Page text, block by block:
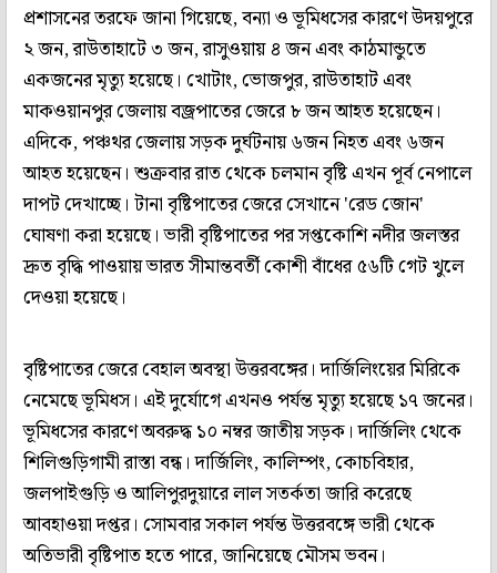
প্রশাসনের তরফে জানা গিয়েছে, বন্যা ও ভূমিধসের কারণে উদয়পুরে
২ জন, রাউতাহাটে ৩ জন, রাসুওয়ায় ৪ জন এবং কাঠমান্ডুতে
একজনের মৃত্যু হয়েছে। খোটাং, ভোজপুর, রাউতাহাট এবং
মাকওয়ানপুর জেলায় বজ্রপাতের জেরে ৮ জন আহত হয়েছেন।
এদিকে, পঞ্চথর জেলায় সড়ক দুর্ঘটনায় ৬জন নিহত এবং ৬জন
আহত হয়েছেন। শুক্রবার রাত থেকে চলমান বৃষ্টি এখন পূর্ব নেপালে
দাপট দেখাচ্ছে। টানা বৃষ্টিপাতের জেরে সেখানে 'রেড জোন'
ঘোষণা করা হয়েছে। ভারী বৃষ্টিপাতের পর সপ্তকোশি নদীর জলস্তর
দ্রুত বৃদ্ধি পাওয়ায় ভারত সীমান্তবর্তী কোশী বাঁধের ৫৬টি গেট খুলে
দেওয়া হয়েছে।
বৃষ্টিপাতের জেরে বেহাল অবস্থা উত্তরবঙ্গের। দার্জিলিংয়ের মিরিকে
নেমেছে ভূমিধস। এই দুর্যোগে এখনও পর্যন্ত মৃত্যু হয়েছে ১৭ জনের।
ভূমিধসের কারণে অবরুদ্ধ ১০ নম্বর জাতীয় সড়ক। দার্জিলিং থেকে
শিলিগুড়িগামী রাস্তা বন্ধ। দার্জিলিং, কালিম্পং, কোচবিহার,
জলপাইগুড়ি ও আলিপুরদুয়ারে লাল সতর্কতা জারি করেছে
আবহাওয়া দপ্তর। সোমবার সকাল পর্যন্ত উত্তরবঙ্গে ভারী থেকে
অতিভারী বৃষ্টিপাত হতে পারে, জানিয়েছে মৌসম ভবন।